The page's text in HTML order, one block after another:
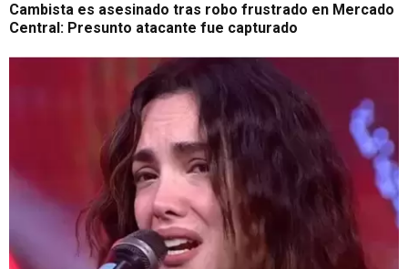
Cambista es asesinado tras robo frustrado en Mercado
Central: Presunto atacante fue capturado